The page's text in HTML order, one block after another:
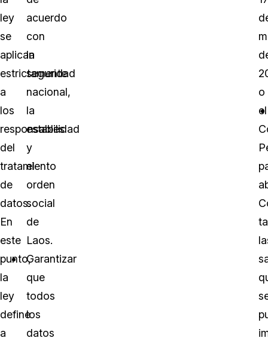
ley
se
aplican
estrictamente
a
los
responsables
del
tratamiento
de
datos.
En
este
punto,
la
ley
define
a
acuerdo
con
la
seguridad
nacional,
la
estabilidad
y
el
orden
social
de
Laos.
Garantizar
que
todos
los
datos
o
el